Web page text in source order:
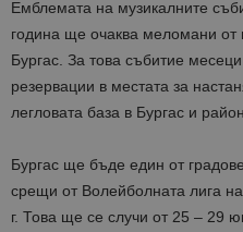
Емблемата на музикалните
година ще очаква меломани от
Бургас. За това събитие
резервации в местата за
легловата база в Бургас и
Бургас ще бъде един от
срещи от Волейболната лига
г. Това ще се случи от 25 – 29